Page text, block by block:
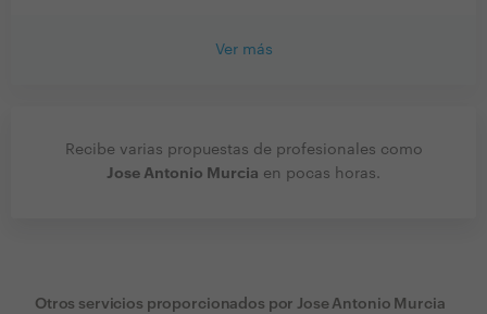
Ver más
Recibe varias propuestas de profesionales como
Jose Antonio Murcia en pocas horas.
Otros servicios proporcionados por Jose Antonio Murcia